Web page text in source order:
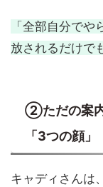
「全部自分で
放されるだけで
②ただの案
「3つの顔」
キャディさんは